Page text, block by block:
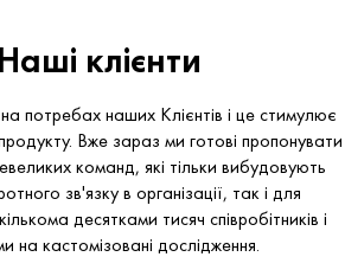
Наші клієнти
потребах наших Клієнтів і це стимулює
Вже зараз ми готові пропонувати
команд, які тільки вибудовують
зв'язку в організації, так і для
десятками тисяч співробітників і
на кастомізовані дослідження.